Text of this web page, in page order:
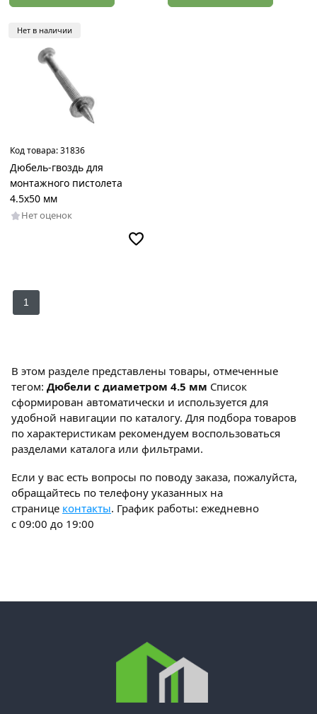
Нет в наличии
Код товара:31836
Дюбель-гвоздь для
монтажного пистолета
4.5х50 мм
Нет оценок
1
В этом разделе представлены товары, отмеченные
тегом: Дюбели с диаметром 4.5 мм Список
сформирован автоматически и используется для
удобной навигации по каталогу. Для подбора товаров
по характеристикам рекомендуем воспользоваться
разделами каталога или фильтрами.
Если у вас есть вопросы по поводу заказа, пожалуйста,
обращайтесь по телефону указанных на
странице контакты. График работы: ежедневно
с 09:00 до 19:00